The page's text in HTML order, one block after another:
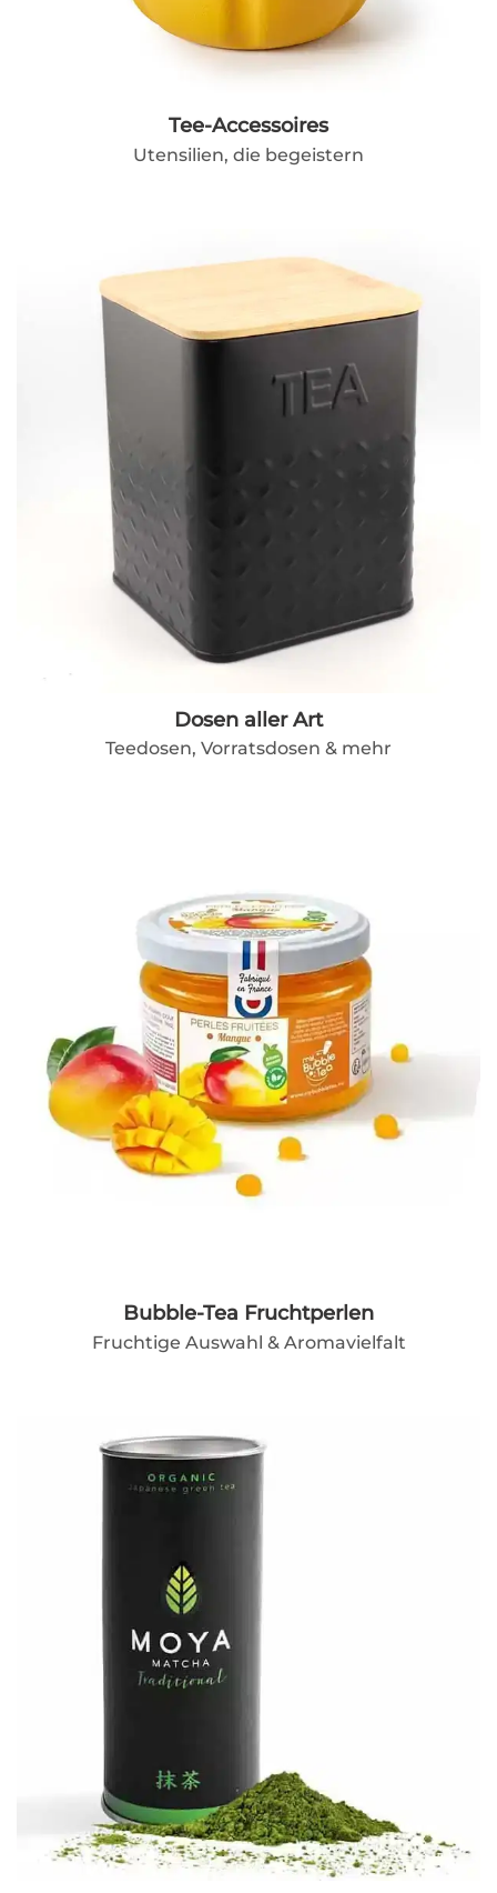
Tee-Accessoires
Utensilien, die begeistern
Dosen aller Art
Teedosen, Vorratsdosen & mehr
Bubble-Tea Fruchtperlen
Fruchtige Auswahl & Aromavielfalt